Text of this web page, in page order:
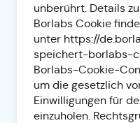
unberührt. Details
Borlabs Cookie
unter https://
speichert-borlabs-
Borlabs-Cookie-
um die gesetzlich
Einwilligungen für
einzuholen.